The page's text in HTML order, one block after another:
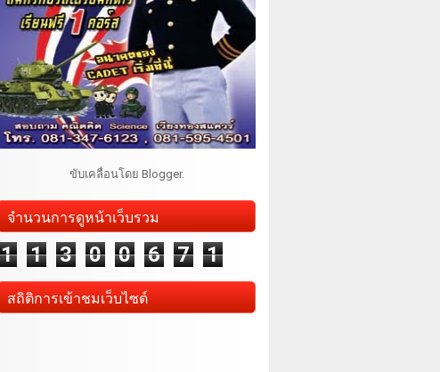
ขับเคลื่อนโดย Blogger.
จำนวนการดูหน้าเว็บรวม
1 1 3 0 0 6 7 1
สถิติการเข้าชมเว็บไซต์